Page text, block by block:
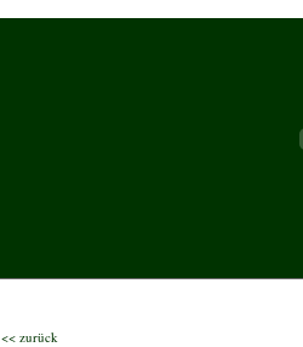
<< zurück